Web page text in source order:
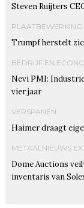
Steven Ruijters
PLAATBEWERKING
Trumpf herstelt
BEDRIJF EN
Nevi PMI:
vier jaar
VERSPANEN
Haimer draagt
METAALNIEUWS
Dome Auctions
inventaris van